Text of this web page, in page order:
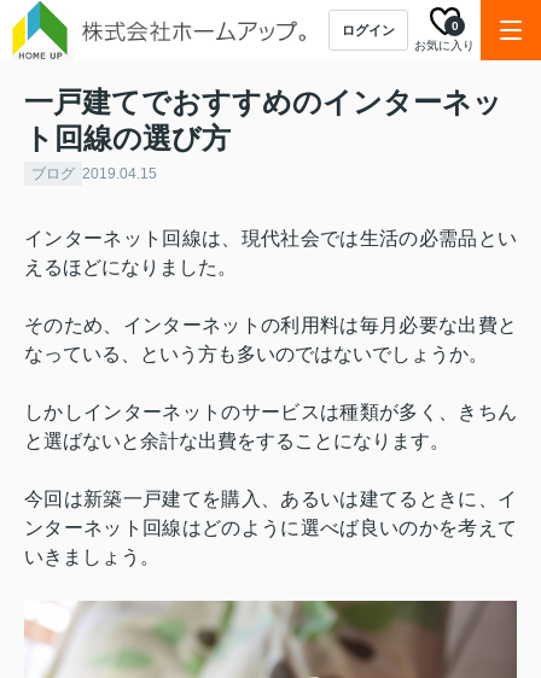
ログイン
お気に入り
0
一戸建てでおすすめのインターネッ
ト回線の選び方
ブログ 2019.04.15
インターネット回線は、現代社会では生活の必需品とい
えるほどになりました。
そのため、インターネットの利用料は毎月必要な出費と
なっている、という方も多いのではないでしょうか。
しかしインターネットのサービスは種類が多く、きちん
と選ばないと余計な出費をすることになります。
今回は新築一戸建てを購入、あるいは建てるときに、イ
ンターネット回線はどのように選べば良いのかを考えて
いきましょう。